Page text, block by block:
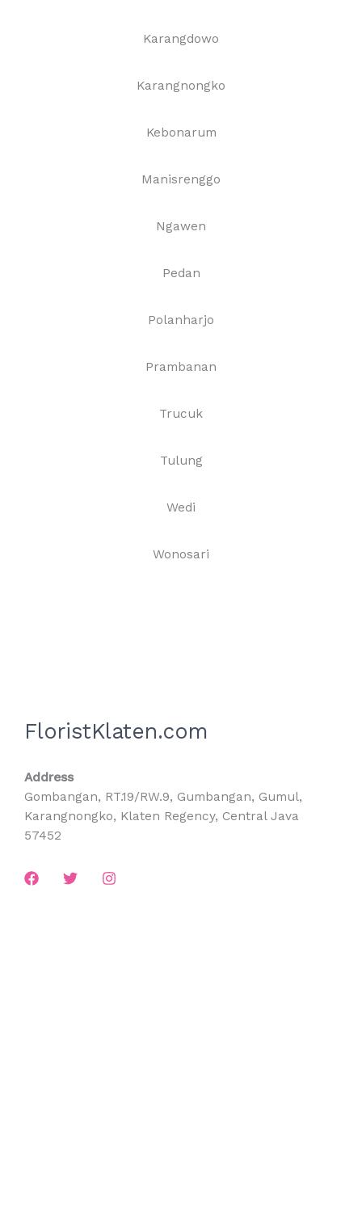
Karangdowo
Karangnongko
Kebonarum
Manisrenggo
Ngawen
Pedan
Polanharjo
Prambanan
Trucuk
Tulung
Wedi
Wonosari
FloristKlaten.com
Address
Gombangan, RT.19/RW.9, Gumbangan, Gumul,
Karangnongko, Klaten Regency, Central Java
57452